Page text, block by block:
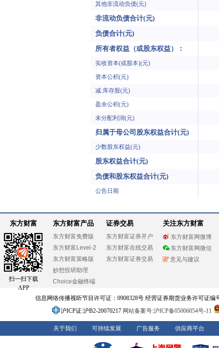
其他非流动负债(元)
非流动负债合计(元)
负债合计(元)
所有者权益（或股东权益）：
实收资本(或股本)(元)
资本公积(元)
减:库存股(元)
盈余公积(元)
未分配利润(元)
归属于母公司股东权益合计(元)
少数股东权益(元)
股东权益合计(元)
负债和股东权益合计(元)
公告日期
东方财富
扫一扫下载
APP
东方财富产品
东方财富免费版
东方财富Level-2
东方财富策略版
妙想投研助理
Choice金融终端
证券交易
东方财富证券开户
东方财富在线交易
东方财富证券交易
关注东方财富
东方财富网微博
东方财富网微信
意见与建议
信息网络传播视听节目许可证：0908328号 经营证券期货业务许可证编
沪ICP证:沪B2-20070217 网站备案号:沪ICP备05006054号-11
关于我们 可持续发展 广告服务 供应商平台